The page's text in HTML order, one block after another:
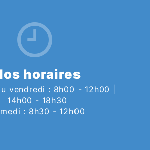
horaires
vendredi : 8h00 - 12h00 |
14h00 - 18h30
: 8h30 - 12h00